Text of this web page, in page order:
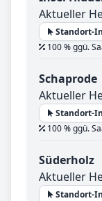
Aktueller
Standort-
100 % ggü.
Schaprode
Aktueller
Standort-
100 % ggü.
Süderholz
Aktueller
Standort-